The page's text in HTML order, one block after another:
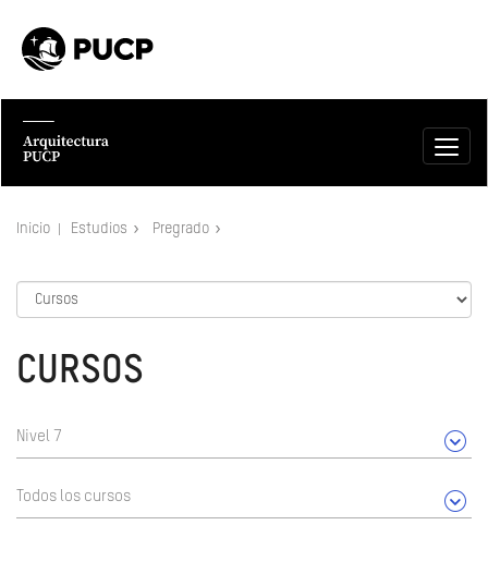
Inicio Estudios Pregrado
CURSOS
Nivel 7
Todos los cursos